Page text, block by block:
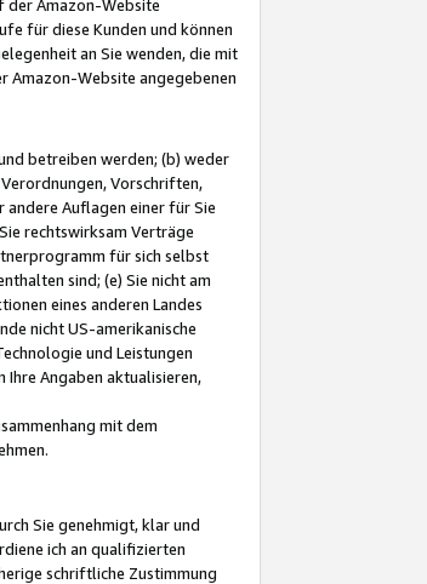
der Amazon-Website
für diese Kunden und können
an Sie wenden, die mit
Amazon-Website angegebenen
betreiben werden; (b) weder
Vorschriften,
andere Auflagen einer für Sie
rechtswirksam Verträge
für sich selbst
sind; (e) Sie nicht am
eines anderen Landes
nicht US-amerikanische
und Leistungen
Ihre Angaben aktualisieren,
mit dem
Sie genehmigt, klar und
ich an qualifizierten
schriftliche Zustimmung